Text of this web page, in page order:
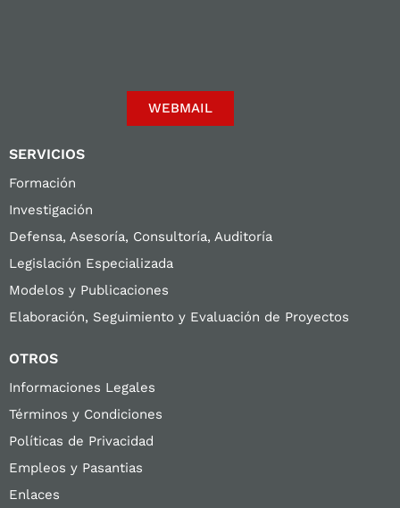
WEBMAIL
SERVICIOS
Formación
Investigación
Defensa, Asesoría, Consultoría, Auditoría
Legislación Especializada
Modelos y Publicaciones
Elaboración, Seguimiento y Evaluación de Proyectos
OTROS
Informaciones Legales
Términos y Condiciones
Políticas de Privacidad
Empleos y Pasantias
Enlaces